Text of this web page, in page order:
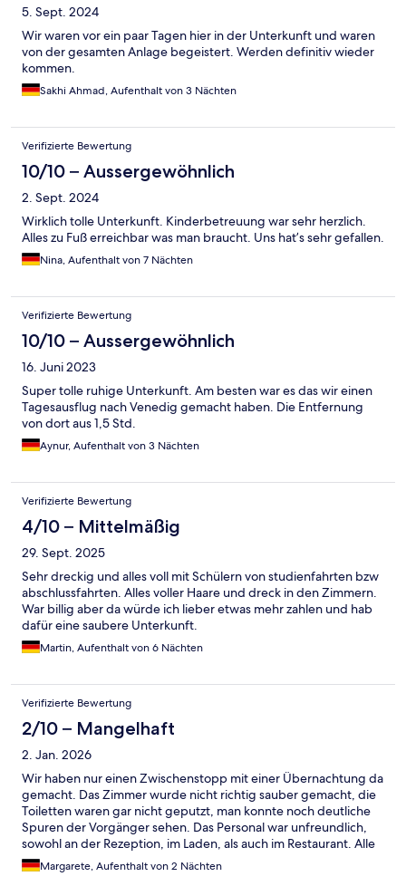
5. Sept. 2024
Wir waren vor ein paar Tagen hier in der Unterkunft und waren
von der gesamten Anlage begeistert. Werden definitiv wieder
kommen.
Sakhi Ahmad, Aufenthalt von 3 Nächten
Verifizierte Bewertung
10/10 – Aussergewöhnlich
2. Sept. 2024
Wirklich tolle Unterkunft. Kinderbetreuung war sehr herzlich.
Alles zu Fuß erreichbar was man braucht. Uns hat’s sehr gefallen.
Nina, Aufenthalt von 7 Nächten
Verifizierte Bewertung
10/10 – Aussergewöhnlich
16. Juni 2023
Super tolle ruhige Unterkunft. Am besten war es das wir einen
Tagesausflug nach Venedig gemacht haben. Die Entfernung
von dort aus 1,5 Std.
Aynur, Aufenthalt von 3 Nächten
Verifizierte Bewertung
4/10 – Mittelmäßig
29. Sept. 2025
Sehr dreckig und alles voll mit Schülern von studienfahrten bzw
abschlussfahrten. Alles voller Haare und dreck in den Zimmern.
War billig aber da würde ich lieber etwas mehr zahlen und hab
dafür eine saubere Unterkunft.
Martin, Aufenthalt von 6 Nächten
Verifizierte Bewertung
2/10 – Mangelhaft
2. Jan. 2026
Wir haben nur einen Zwischenstopp mit einer Übernachtung da
gemacht. Das Zimmer wurde nicht richtig sauber gemacht, die
Toiletten waren gar nicht geputzt, man konnte noch deutliche
Spuren der Vorgänger sehen. Das Personal war unfreundlich,
sowohl an der Rezeption, im Laden, als auch im Restaurant. Alle
schienen sehr unmotiviert und schlecht gelaunt. Im Pool
herrscht Badekappenpflicht, eine Regel, die ich seit den 90ern
Margarete, Aufenthalt von 2 Nächten